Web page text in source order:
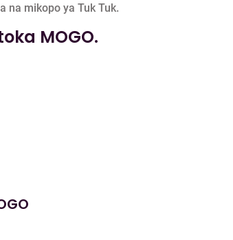
na mikopo ya Tuk Tuk.
MOGO.